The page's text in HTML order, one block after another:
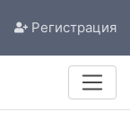
Регистрация